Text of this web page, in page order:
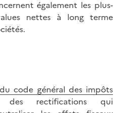
également les plus-
nettes à long terme
code général des impôts
rectifications qui